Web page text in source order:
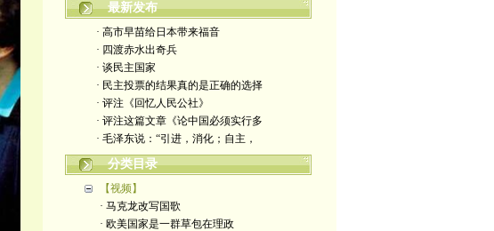
最新发布
· 高市早苗给日本带来福音
· 四渡赤水出奇兵
· 谈民主国家
· 民主投票的结果真的是正确的选择
· 评注《回忆人民公社》
· 评注这篇文章《论中国必须实行多
· 毛泽东说：“引进，消化；自主，
分类目录
【视频】
· 马克龙改写国歌
· 欧美国家是一群草包在理政